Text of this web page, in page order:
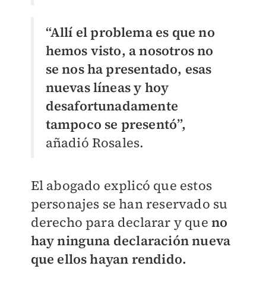
“Allí el problema es que no
hemos visto, a nosotros no
se nos ha presentado, esas
nuevas líneas y hoy
desafortunadamente
tampoco se presentó”,
añadió Rosales.
El abogado explicó que estos
personajes se han reservado su
derecho para declarar y queno
hay ninguna declaración nueva
que ellos hayan rendido.